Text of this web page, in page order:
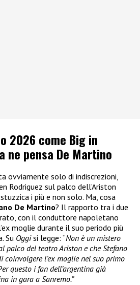
2026 come Big in
ne pensa De Martino
ovviamente solo di indiscrezioni,
Rodriguez sul palco dell’Ariston
i più e non solo. Ma, cosa
De Martino? Il rapporto tra i due
con il conduttore napoletano
moglie durante il suo periodo più
Su Oggisi legge: “Non è un mistero
palco del teatro Ariston e che Stefano
l’ex moglie nel suo primo
questo i fan dell’argentina già
in gara a Sanremo.”